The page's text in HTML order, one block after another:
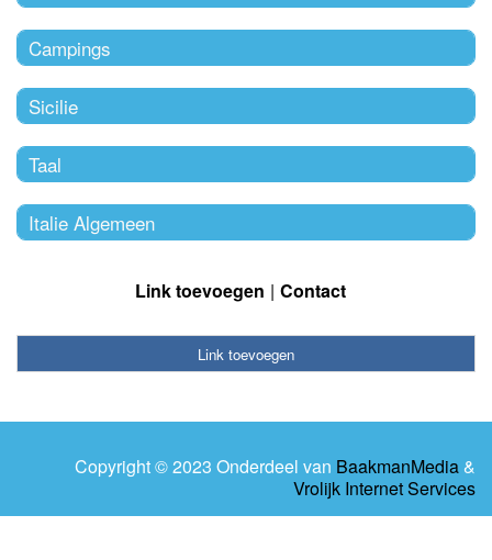
Campings
Sicilie
Taal
Italie Algemeen
Link toevoegen Contact
Link toevoegen
Copyright © 2023 Onderdeel van BaakmanMedia &
Vrolijk Internet Services